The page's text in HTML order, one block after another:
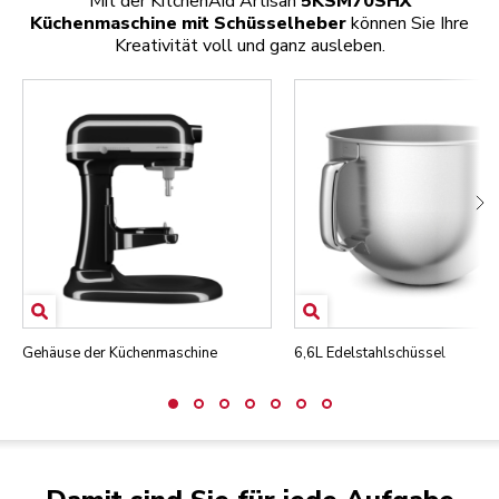
Küchenmaschine mit Schüsselheberkönnen Sie Ihre
Kreativität voll und ganz ausleben.
Gehäuse der Küchenmaschine 6,6L Edelstahlschüssel